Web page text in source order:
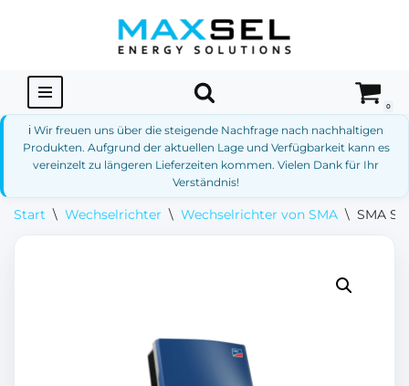
springen
0
ℹ️ Wir freuen uns über die steigende Nachfrage nach nachhaltigen
Produkten. Aufgrund der aktuellen Lage und Verfügbarkeit kann es
vereinzelt zu längeren Lieferzeiten kommen. Vielen Dank für Ihr
Verständnis!
Start \ Wechselrichter \ Wechselrichter von SMA \ SMA